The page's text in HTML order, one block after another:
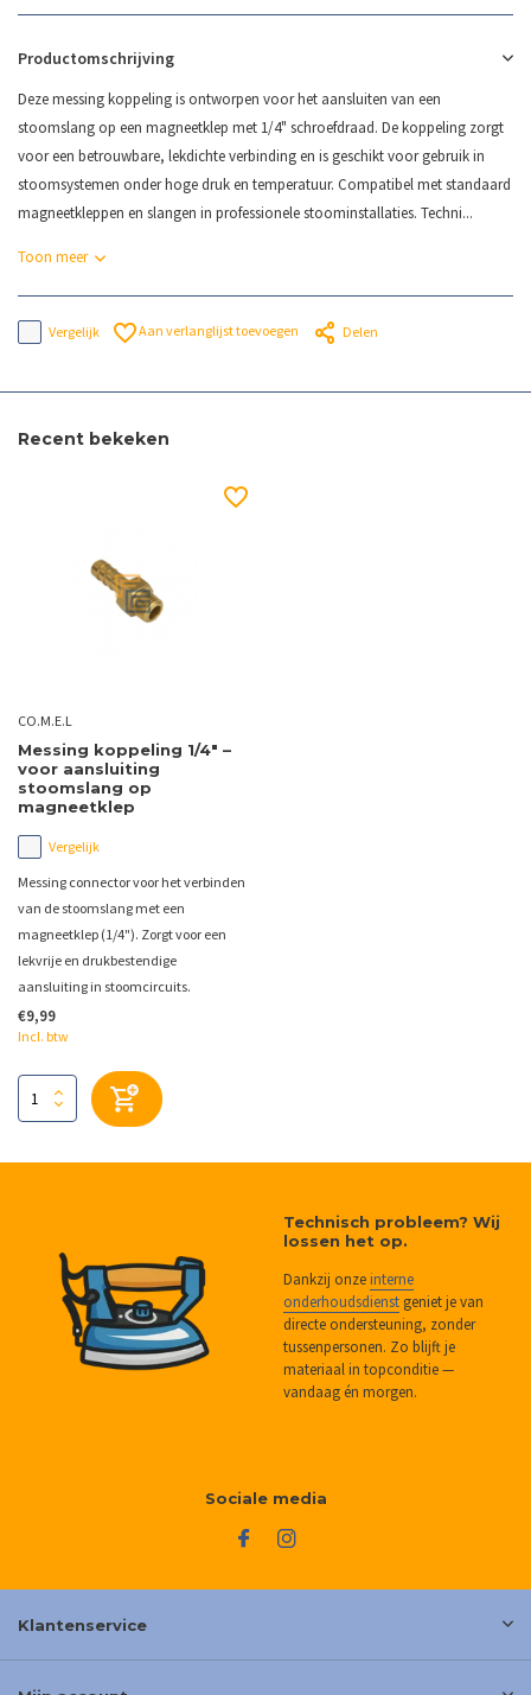
Productomschrijving
Deze messing koppeling is ontworpen voor het aansluiten van een
stoomslang op een magneetklep met 1/4" schroefdraad. De koppeling zorgt
voor een betrouwbare, lekdichte verbinding en is geschikt voor gebruik in
stoomsystemen onder hoge druk en temperatuur. Compatibel met standaard
magneetkleppen en slangen in professionele stoominstallaties. Techni...
Toon meer
Vergelijk Aan verlanglijst toevoegen Delen
Recent bekeken
CO.M.E.L
Messing koppeling 1/4" –
voor aansluiting
stoomslang op
magneetklep
Vergelijk
Messing connector voor het verbinden
van de stoomslang met een
magneetklep (1/4"). Zorgt voor een
lekvrije en drukbestendige
aansluiting in stoomcircuits.
€9,99
Incl. btw
Technisch probleem? Wij
lossen het op.
Dankzij onzeinterne
onderhoudsdienst geniet je van
directe ondersteuning, zonder
tussenpersonen. Zo blijft je
materiaal in topconditie —
vandaag én morgen.
Sociale media
Klantenservice